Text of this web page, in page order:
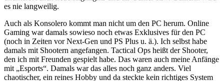
es nie langweilig.
Auch als Konsolero kommt man nicht um den PC herum. Online
Gaming war damals sowieso noch etwas Exklusives für den PC
(noch in Zeiten vor Next-Gen und PS Plus u. ä.). Ich selbst habe
damals mit Shootern angefangen. Tactical Ops heißt der Shooter,
den ich mit Freunden gespielt habe. Das waren auch meine Anfänge
mit „Esports“. Damals war das alles noch ganz anders. Viel
chaotischer, ein reines Hobby und da steckte kein richtiges System